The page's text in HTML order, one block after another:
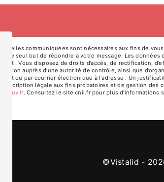
communiquées sont nécessaires aux fins de
le seul but de répondre à votre message. Les
Forêt . Vous disposez de droits d’accès, de rectification,
auprès d’une autorité de contrôle, ainsi que
ou par courrier électronique à l'adresse . Un
légale aux fins probatoires et de gestion
. Consultez le site cnil.fr pour plus d’informations
©Vistalid -